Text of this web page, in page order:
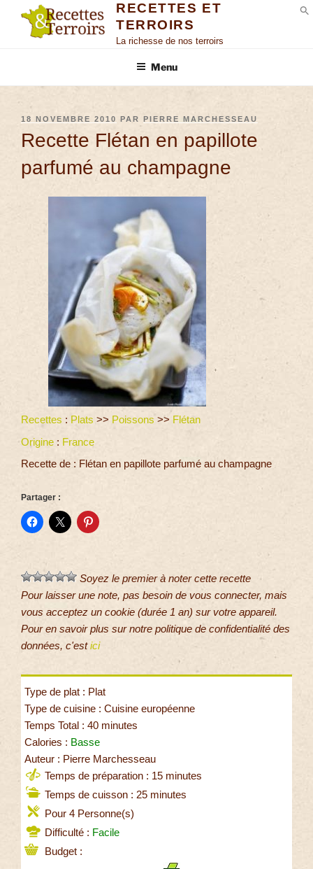
RECETTES ET
TERROIRS
La richesse de nos terroirs
Menu
18 NOVEMBRE 2010 PAR PIERRE MARCHESSEAU
Recette Flétan en papillote
parfumé au champagne
Recettes : Plats >> Poissons >> Flétan
Origine : France
Recette de : Flétan en papillote parfumé au champagne
Partager :
Soyez le premier à noter cette recette
Pour laisser une note, pas besoin de vous connecter, mais
vous acceptez un cookie (durée 1 an) sur votre appareil.
Pour en savoir plus sur notre politique de confidentialité des
données, c'estici
Type de plat : Plat
Type de cuisine : Cuisine européenne
Temps Total : 40 minutes
Calories : Basse
Auteur : Pierre Marchesseau
Temps de préparation : 15 minutes
Temps de cuisson : 25 minutes
Pour 4 Personne(s)
Difficulté : Facile
Budget :